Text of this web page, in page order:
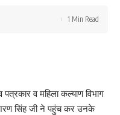
1 Min Read
पत्रकार व महिला कल्याण विभाग
सिंह जी ने पहुंच कर उनके